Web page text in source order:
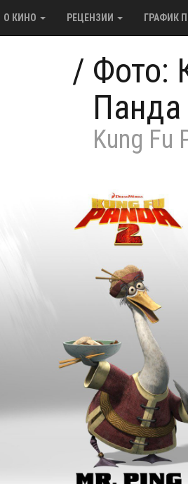
О КИНО РЕЦЕНЗИИ ГРАФИК
/ Фото:
Панда
Kung Fu